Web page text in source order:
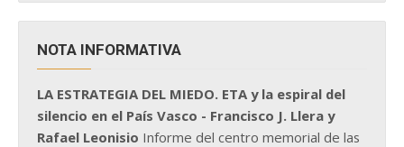
NOTA INFORMATIVA
LA ESTRATEGIA DEL MIEDO. ETA y la espiral del
silencio en el País Vasco - Francisco J. Llera y
Rafael Leonisio Informe del centro memorial de las